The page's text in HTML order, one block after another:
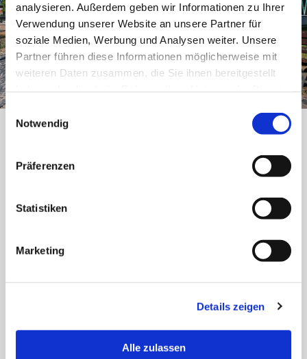
analysieren. Außerdem geben wir Informationen zu Ihrer
Verwendung unserer Website an unsere Partner für
soziale Medien, Werbung und Analysen weiter. Unsere
Partner führen diese Informationen möglicherweise mit
weiteren Daten zusammen, die Sie ihnen bereitgestellt
Einwilligungsauswahl
Notwendig
Präferenzen
Statistiken
Marketing
Details zeigen
Alle zulassen
Fechenheim, Casselabrücke, wurden wegen